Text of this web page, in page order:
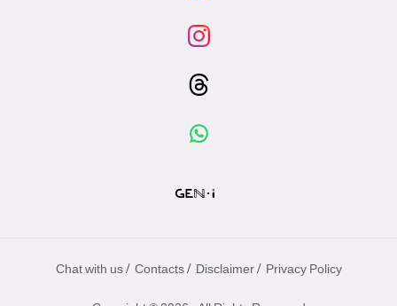
Chat with us / Contacts / Disclaimer / Privacy Policy